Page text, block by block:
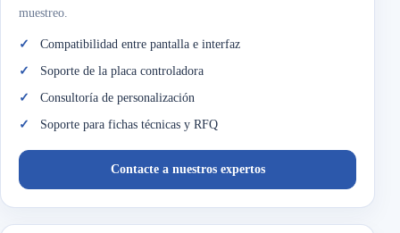
muestreo.
Compatibilidad entre pantalla e interfaz
Soporte de la placa controladora
Consultoría de personalización
Soporte para fichas técnicas y RFQ
Contacte a nuestros expertos